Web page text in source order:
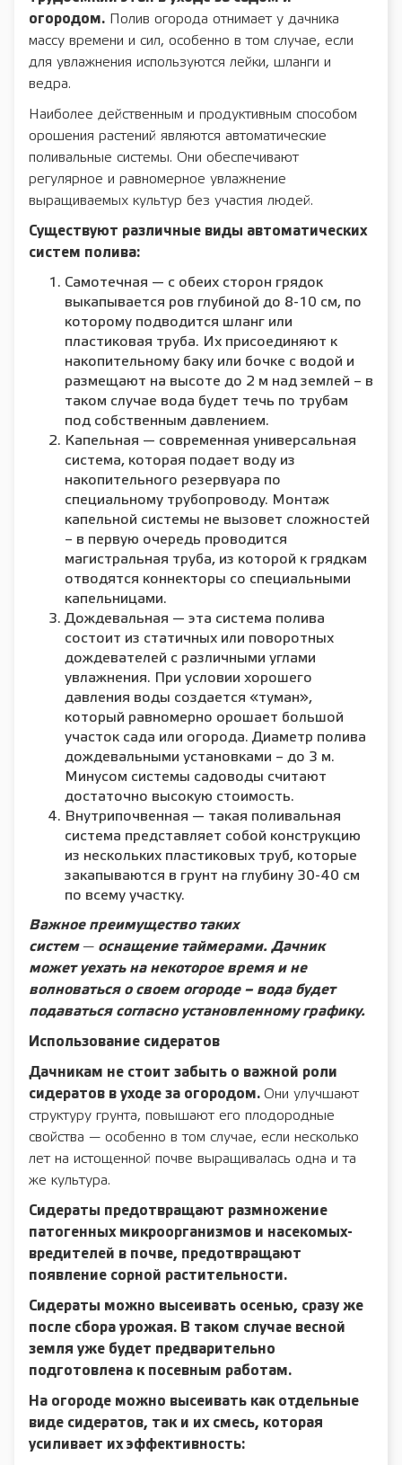
огородом. Полив огорода отнимает у дачника
массу времени и сил, особенно в том случае, если
для увлажнения используются лейки, шланги и
ведра.
Наиболее действенным и продуктивным способом
орошения растений являются автоматические
поливальные системы. Они обеспечивают
регулярное и равномерное увлажнение
выращиваемых культур без участия людей.
Существуют различные виды автоматических
систем полива:
Самотечная — с обеих сторон грядок
выкапывается ров глубиной до 8-10 см, по
которому подводится шланг или
пластиковая труба. Их присоединяют к
накопительному баку или бочке с водой и
размещают на высоте до 2 м над землей – в
таком случае вода будет течь по трубам
под собственным давлением.
Капельная — современная универсальная
система, которая подает воду из
накопительного резервуара по
специальному трубопроводу. Монтаж
капельной системы не вызовет сложностей
– в первую очередь проводится
магистральная труба, из которой к грядкам
отводятся коннекторы со специальными
капельницами.
Дождевальная — эта система полива
состоит из статичных или поворотных
дождевателей с различными углами
увлажнения. При условии хорошего
давления воды создается «туман»,
который равномерно орошает большой
участок сада или огорода. Диаметр полива
дождевальными установками – до 3 м.
Минусом системы садоводы считают
достаточно высокую стоимость.
Внутрипочвенная — такая поливальная
система представляет собой конструкцию
из нескольких пластиковых труб, которые
закапываются в грунт на глубину 30-40 см
по всему участку.
Важное преимущество таких
систем — оснащение таймерами. Дачник
может уехать на некоторое время и не
волноваться о своем огороде – вода будет
подаваться согласно установленному графику.
Использование сидератов
Дачникам не стоит забыть о важной роли
сидератов в уходе за огородом. Они улучшают
структуру грунта, повышают его плодородные
свойства — особенно в том случае, если несколько
лет на истощенной почве выращивалась одна и та
же культура.
Сидераты предотвращают размножение
патогенных микроорганизмов и насекомых-
вредителей в почве, предотвращают
появление сорной растительности.
Сидераты можно высеивать осенью, сразу же
после сбора урожая. В таком случае весной
земля уже будет предварительно
подготовлена к посевным работам.
На огороде можно высеивать как отдельные
виде сидератов, так и их смесь, которая
усиливает их эффективность: